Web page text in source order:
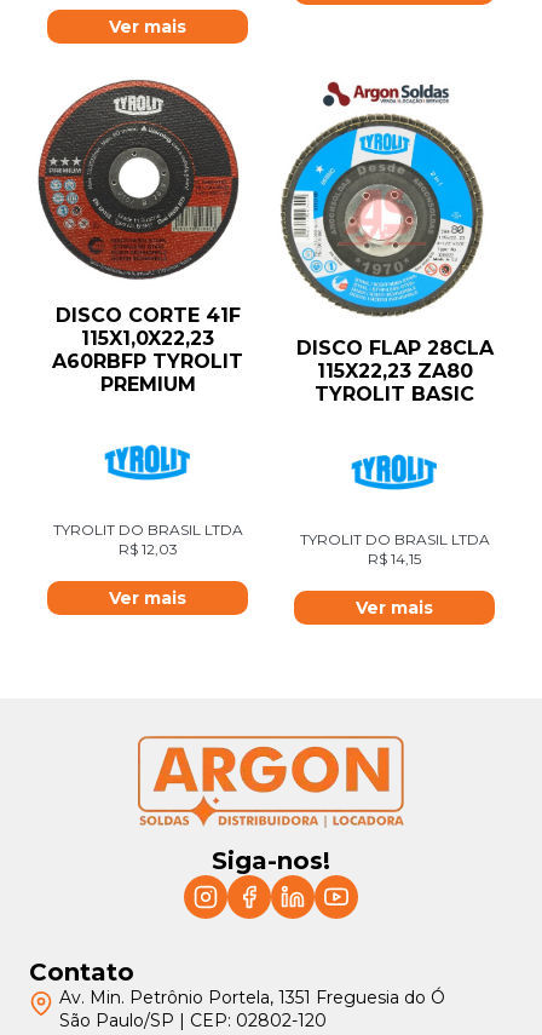
Ver mais
DISCO CORTE 41F
115X1,0X22,23
A60RBFP TYROLIT
PREMIUM
TYROLIT DO BRASIL LTDA
R$12,03
Ver mais
DISCO FLAP 28CLA
115X22,23 ZA80
TYROLIT BASIC
TYROLIT DO BRASIL LTDA
R$ 14,15
Ver mais
Siga-nos!
Contato
Av. Min. Petrônio Portela, 1351 Freguesia do Ó
São Paulo/SP | CEP: 02802-120